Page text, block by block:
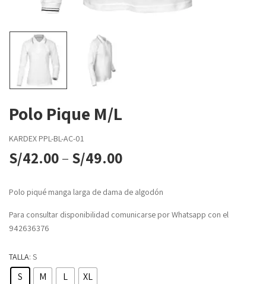
Polo Pique M/L
KARDEX PPL-BL-AC-01
S/42.00– S/49.00
Polo piqué manga larga de dama de algodón
Para consultar disponibilidad comunicarse por Whatsapp con el
942636376
TALLA: S
S M L XL